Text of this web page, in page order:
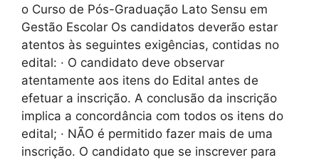
o Curso de Pós-Graduação Lato Sensu em
Gestão Escolar Os candidatos deverão estar
atentos às seguintes exigências, contidas no
edital: · O candidato deve observar
atentamente aos itens do Edital antes de
efetuar a inscrição. A conclusão da inscrição
implica a concordância com todos os itens do
edital; · NÃO é permitido fazer mais de uma
inscrição. O candidato que se inscrever para